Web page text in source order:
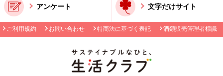
アンケート 文字だけサイト
ご利用規約 お問い合わせ 特商法に基づく表記 酒類販売管理者標識